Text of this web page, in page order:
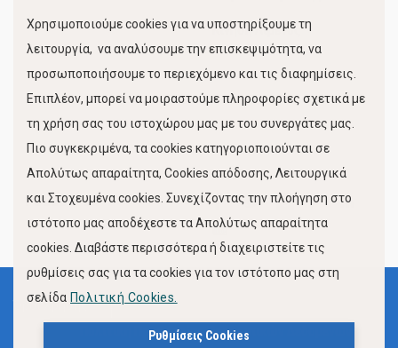
Κίνηση Λιμένος
FOLLOW US
Όροι Χρήσης
Πολιτική Προστασίας Προσωπικών Δεδομένων
Χρησιμοποιούμε cookies για να υποστηρίξουμε τη
λειτουργία, να αναλύσουμε την επισκεψιμότητα, να
προσωποποιήσουμε το περιεχόμενο και τις διαφημίσεις.
Επιπλέον, μπορεί να μοιραστούμε πληροφορίες σχετικά με
τη χρήση σας του ιστοχώρου μας με του συνεργάτες μας.
Πιο συγκεκριμένα, τα cookies κατηγοριοποιούνται σε
Απολύτως απαραίτητα, Cookies απόδοσης, Λειτουργικά
και Στοχευμένα cookies. Συνεχίζοντας την πλοήγηση στο
ιστότοπο μας αποδέχεστε τα Απολύτως απαραίτητα
cookies. Διαβάστε περισσότερα ή διαχειριστείτε τις
ρυθμίσεις σας για τα cookies για τον ιστότοπο μας στη
σελίδα Πολιτική Cookies.
Ρυθμίσεις Cookies